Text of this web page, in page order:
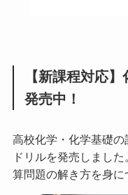
【新課程対応
発売中！
高校化学・化学基礎
ドリルを発売しまし
算問題の解き方を身に